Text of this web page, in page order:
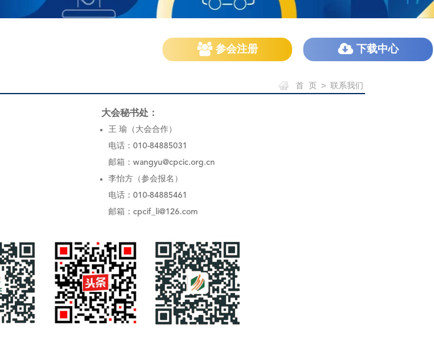
参会注册 下载中心
首 页 > 联系我们
大会秘书处：
王 瑜（大会合作）
电话：010-84885031
邮箱： wangyu@cpcic.org.cn
李怡方（参会报名）
电话：010-84885461
邮箱： cpcif_li@126.com